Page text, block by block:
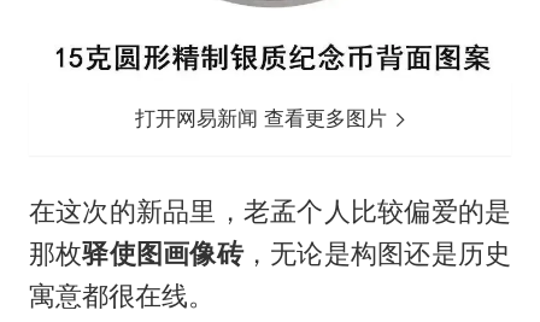
打开网易新闻 查看更多图片
在这次的新品里，老孟个人比较偏爱的是
那枚驿使图画像砖，无论是构图还是历史
寓意都很在线。